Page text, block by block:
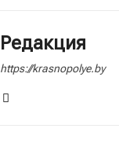
Редакция
https://krasnopolye.by